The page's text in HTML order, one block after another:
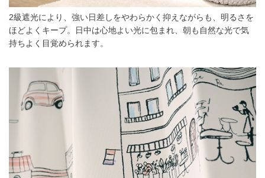
2級遮光により、強い日差しをやわらかく抑えながらも、明るさを
ほどよくキープ。日中は心地よい光に包まれ、朝も自然な光で気
持ちよく目覚められます。